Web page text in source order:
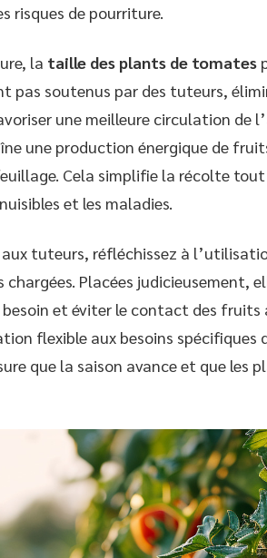
risques de pourriture.
la taille des plants de tomates
pas soutenus par des tuteurs,
une meilleure circulation de
une production énergique de
Cela simplifie la récolte
et les maladies.
tuteurs, réfléchissez à
chargées. Placées judicieusement,
et éviter le contact des fruits
flexible aux besoins spécifiques
que la saison avance et que les